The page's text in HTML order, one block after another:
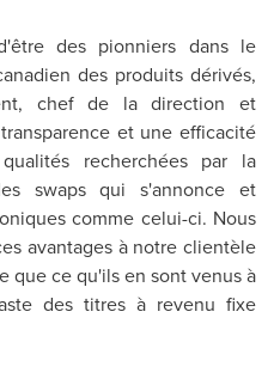
des pionniers dans le
des produits dérivés,
chef de la direction et
et une efficacité
recherchées par la
swaps qui s'annonce et
comme celui-ci. Nous
avantages à notre clientèle
que ce qu'ils en sont venus à
des titres à revenu fixe